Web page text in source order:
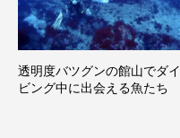
透明度バツグンの館山でダイ
ビング中に出会える魚たち